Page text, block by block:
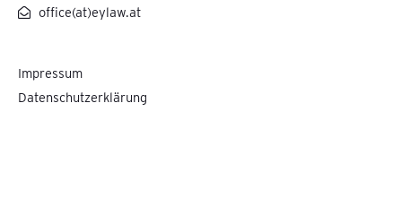
office(at)eylaw.at
Impressum
Datenschutzerklärung